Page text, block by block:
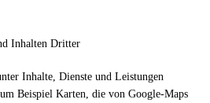
Inhalten Dritter
Inhalte, Dienste und Leistungen
Beispiel Karten, die von Google-Maps